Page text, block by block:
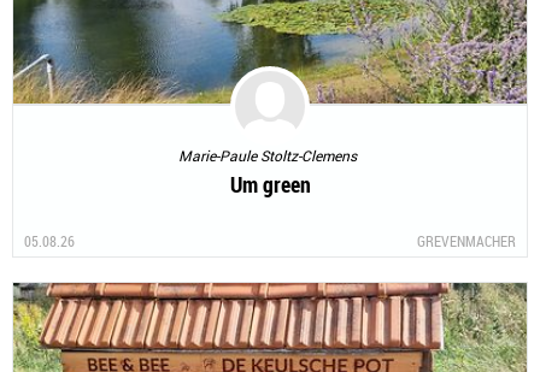
Marie-Paule Stoltz-Clemens
Um green
05.08.26 GREVENMACHER